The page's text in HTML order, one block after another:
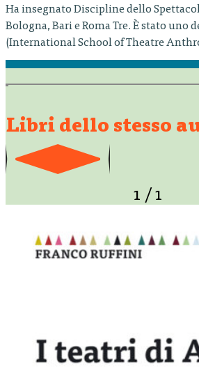
Ha insegnato Discipline dello
Bologna, Bari e Roma Tre. È stato uno
(International School of Theatre
diretta da Eugenio Barba. Fa parte
Libri dello stesso
1 / 1